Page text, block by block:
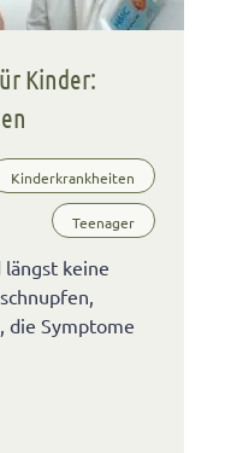
Kinder:
Kinderkrankheiten
Teenager
keine
die Symptome